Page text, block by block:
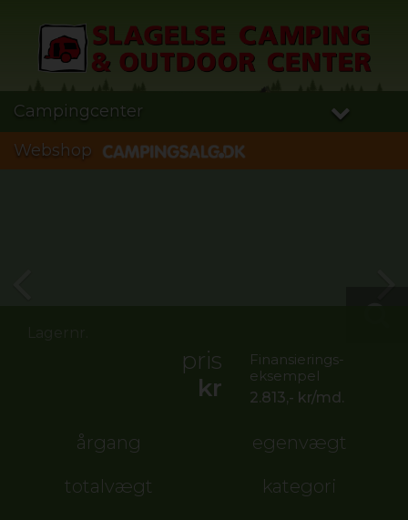
Campingcenter
Webshop
pris
kr
Finansierings-
eksempel
2.813,- kr/md.
årgang
egenvægt
totalvægt
kategori